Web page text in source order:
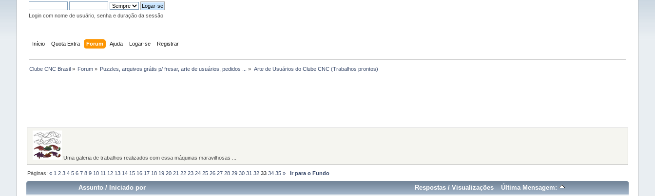
Login com nome de usuário, senha e duração da sessão
Início Quota Extra Forum Ajuda Logar-se Registrar
Clube CNC Brasil» Forum » Puzzles, arquivos grátis p/ fresar, arte de usuários, pedidos ... » Arte de Usuários do Clube CNC (Trabalhos prontos)
Uma galeria de trabalhos realizados com essa máquinas maravilhosas ...
Páginas: « 1 2 3 4 5 6 7 8 9 10 11 12 13 14 15 16 17 18 19 20 21 22 23 24 25 26 27 28 29 30 31 32 33 34 35 » Ir para o Fundo
Assunto/ Iniciado por Respostas/ Visualizações Última Mensagem: